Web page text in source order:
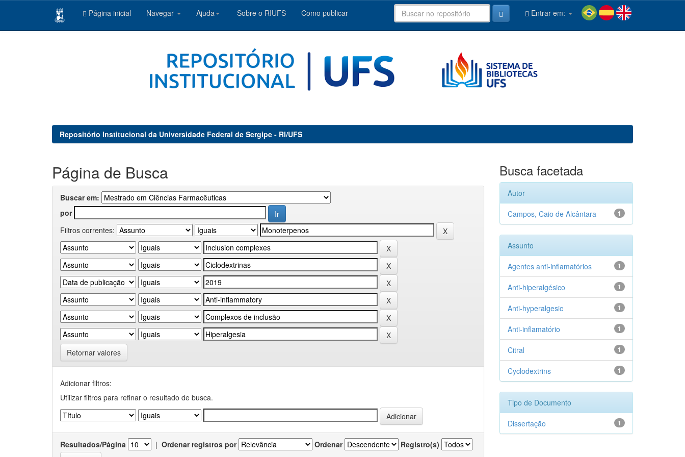
Página inicial Navegar Ajuda Sobre o RIUFS Como publicar Entrar em:
Repositório Institucional da Universidade Federal de Sergipe - RI/UFS
Página de Busca
Buscar em:
por
Filtros correntes:
Retornar valores
Adicionar filtros:
Utilizar filtros para refinar o resultado de busca.
Resultados/Página | Ordenar registros por Ordenar Registro(s)
Busca facetada
Autor
1
Campos, Caio de Alcântara
Assunto
1
Agentes anti-inflamatórios
1
Anti-hiperalgésico
1
Anti-hyperalgesic
1
Anti-inflamatório
1
Citral
1
Cyclodextrins
Tipo de Documento
1
Dissertação